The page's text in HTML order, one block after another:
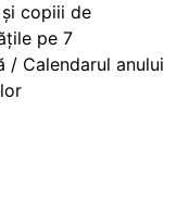
copiii de
pe 7
/ Calendarul anului